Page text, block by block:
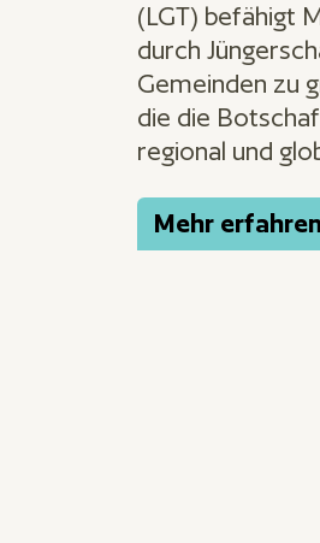
(LGT) befähigt
durch
Gemeinden zu
die die
regional und
Mehr erfahren